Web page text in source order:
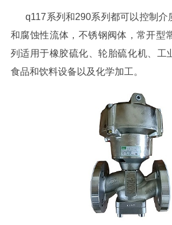
q117系列和290系列都可以控制介
和腐蚀性流体，不锈钢阀体，常开型
列适用于橡胶硫化、轮胎硫化机、工
食品和饮料设备以及化学加工。